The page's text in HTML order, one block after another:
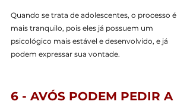
Quando se trata de adolescentes, o processo é
mais tranquilo, pois eles já possuem um
psicológico mais estável e desenvolvido, e já
podem expressar sua vontade.
6 - AVÓS PODEM PEDIR A